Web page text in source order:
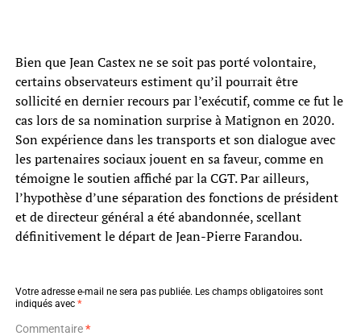
Bien que Jean Castex ne se soit pas porté volontaire,
certains observateurs estiment qu’il pourrait être
sollicité en dernier recours par l’exécutif, comme ce fut le
cas lors de sa nomination surprise à Matignon en 2020.
Son expérience dans les transports et son dialogue avec
les partenaires sociaux jouent en sa faveur, comme en
témoigne le soutien affiché par la CGT. Par ailleurs,
l’hypothèse d’une séparation des fonctions de président
et de directeur général a été abandonnée, scellant
définitivement le départ de Jean-Pierre Farandou.
Votre adresse e-mail ne sera pas publiée. Les champs obligatoires sont
indiqués avec *
Commentaire*